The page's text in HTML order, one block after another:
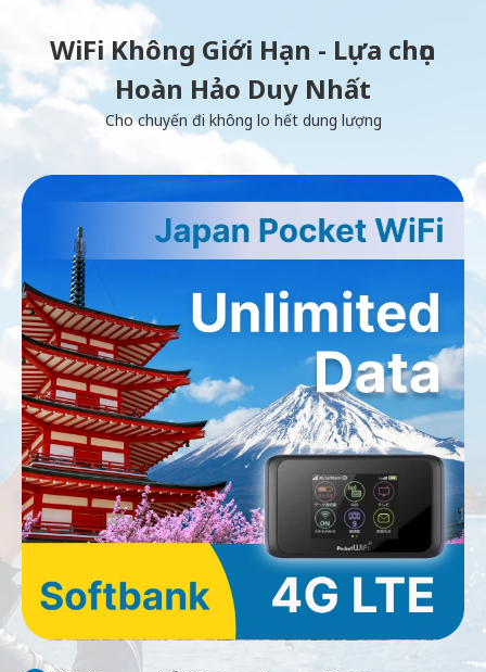
WiFi Không Giới Hạn - Lựa chọn
Hoàn Hảo Duy Nhất
Cho chuyến đi không lo hết dung lượng